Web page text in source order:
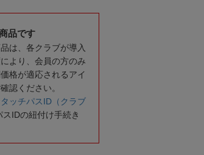
品です
は、各クラブが導入
より、会員の方のみ
格が適応されるアイ
認ください。
ッチパスID（クラブ
IDの紐付け手続き